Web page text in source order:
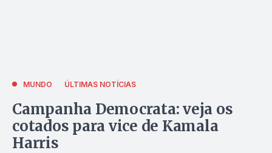
MUNDO ÚLTIMAS NOTÍCIAS
Campanha Democrata: veja os
cotados para vice de Kamala
Harris